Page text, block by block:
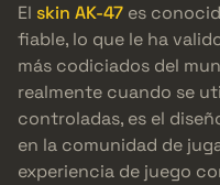
El skin AK-47 es
fiable, lo que le ha
más codiciados del
realmente cuando se
controladas, es el
en la comunidad de
experiencia de juego